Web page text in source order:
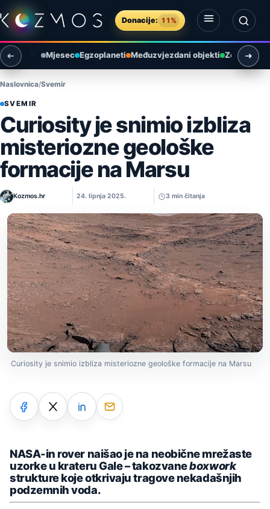
Preskoči na sadržaj
Donacije: 11%
Otvori izbornik
Otvori pretragu
Mjesec Egzoplaneti Međuzvjezdani objekti Zemlja i
Naslovnica Svemir
SVEMIR
Curiosity je snimio izbliza
misteriozne geološke
formacije na Marsu
Kozmos.hr 24. lipnja 2025. 3 min čitanja
Curiosity je snimio izbliza misteriozne geološke formacije na Marsu
NASA-in rover naišao je na neobične mrežaste
uzorke u krateru Gale – takozvaneboxwork
strukture koje otkrivaju tragove nekadašnjih
podzemnih voda.